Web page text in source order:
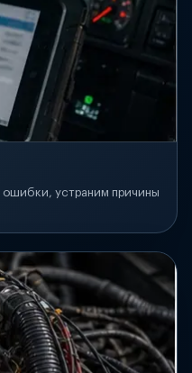
устраним причины